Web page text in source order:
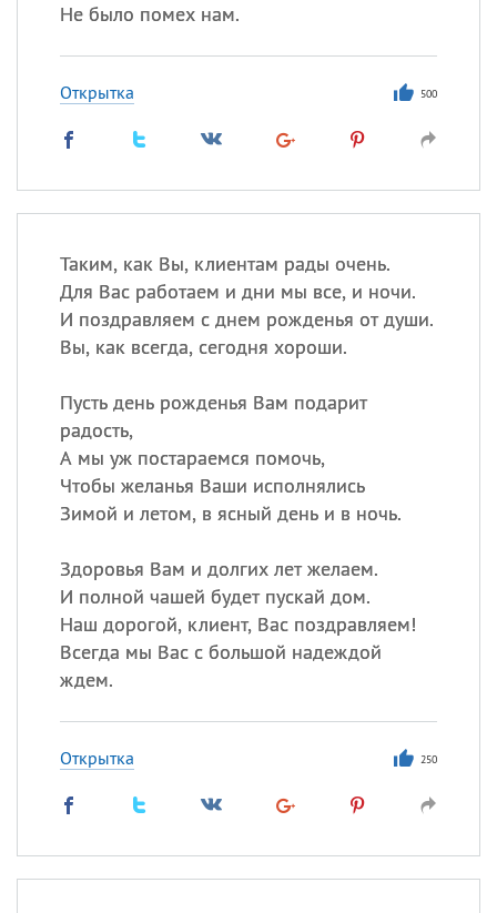
Не было помех нам.
Открытка 500
Таким, как Вы, клиентам рады очень.
Для Вас работаем и дни мы все, и ночи.
И поздравляем с днем рожденья от души.
Вы, как всегда, сегодня хороши.
Пусть день рожденья Вам подарит
радость,
А мы уж постараемся помочь,
Чтобы желанья Ваши исполнялись
Зимой и летом, в ясный день и в ночь.
Здоровья Вам и долгих лет желаем.
И полной чашей будет пускай дом.
Наш дорогой, клиент, Вас поздравляем!
Всегда мы Вас с большой надеждой
ждем.
Открытка 250